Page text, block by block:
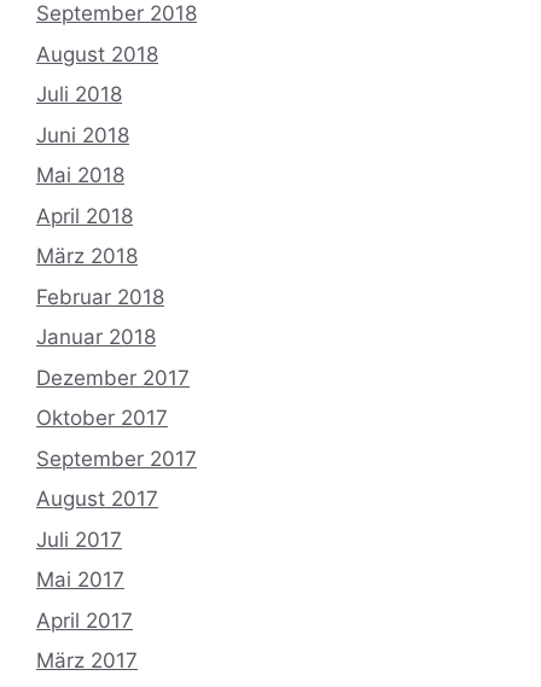
September 2018
August 2018
Juli 2018
Juni 2018
Mai 2018
April 2018
März 2018
Februar 2018
Januar 2018
Dezember 2017
Oktober 2017
September 2017
August 2017
Juli 2017
Mai 2017
April 2017
März 2017